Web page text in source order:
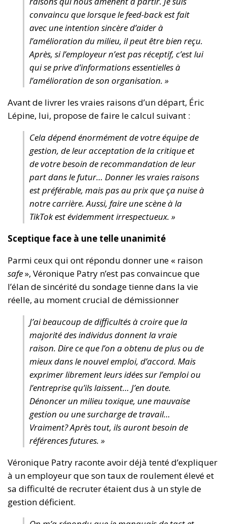
convaincu que lorsque le feed-back est fait
avec une intention sincère d’aider à
l’amélioration du milieu, il peut être bien reçu.
Après, si l’employeur n’est pas réceptif, c’est lui
qui se prive d’informations essentielles à
l’amélioration de son organisation. »
Avant de livrer les vraies raisons d’un départ, Éric
Lépine, lui, propose de faire le calcul suivant :
Cela dépend énormément de votre équipe de
gestion, de leur acceptation de la critique et
de votre besoin de recommandation de leur
part dans le futur… Donner les vraies raisons
est préférable, mais pas au prix que ça nuise à
notre carrière. Aussi, faire une scène à la
TikTok est évidemment irrespectueux. »
Sceptique face à une telle unanimité
Parmi ceux qui ont répondu donner une « raison
safe», Véronique Patry n’est pas convaincue que
l’élan de sincérité du sondage tienne dans la vie
réelle, au moment crucial de démissionner
J’ai beaucoup de difficultés à croire que la
majorité des individus donnent la vraie
raison. Dire ce que l’on a obtenu de plus ou de
mieux dans le nouvel emploi, d’accord. Mais
exprimer librement leurs idées sur l’emploi ou
l’entreprise qu’ils laissent… J’en doute.
Dénoncer un milieu toxique, une mauvaise
gestion ou une surcharge de travail…
Vraiment? Après tout, ils auront besoin de
références futures. »
Véronique Patry raconte avoir déjà tenté d’expliquer
à un employeur que son taux de roulement élevé et
sa difficulté de recruter étaient dus à un style de
gestion déficient.